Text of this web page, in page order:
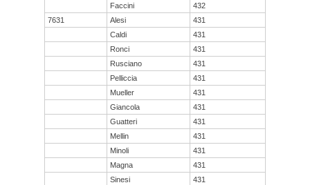
Faccini
432
7631
Alesi
431
Caldi
431
Ronci
431
Rusciano
431
Pelliccia
431
Mueller
431
Giancola
431
Guatteri
431
Mellin
431
Minoli
431
Magna
431
Sinesi
431